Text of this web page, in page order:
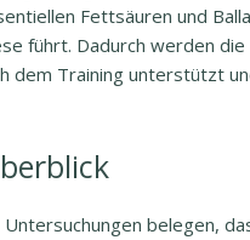
Fettsäuren und
führt. Dadurch werden die
dem Training unterstützt
Untersuchungen belegen,